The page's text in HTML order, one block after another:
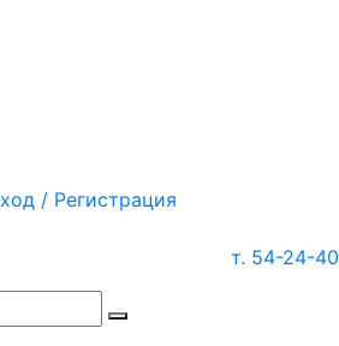
/ Регистрация
т. 54-24-40